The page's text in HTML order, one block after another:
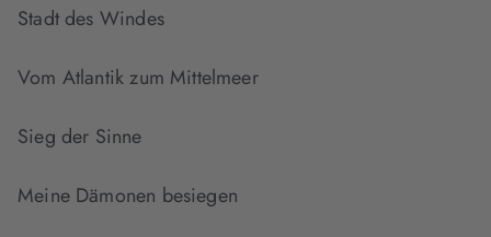
Stadt des Windes
Vom Atlantik zum Mittelmeer
Sieg der Sinne
Meine Dämonen besiegen